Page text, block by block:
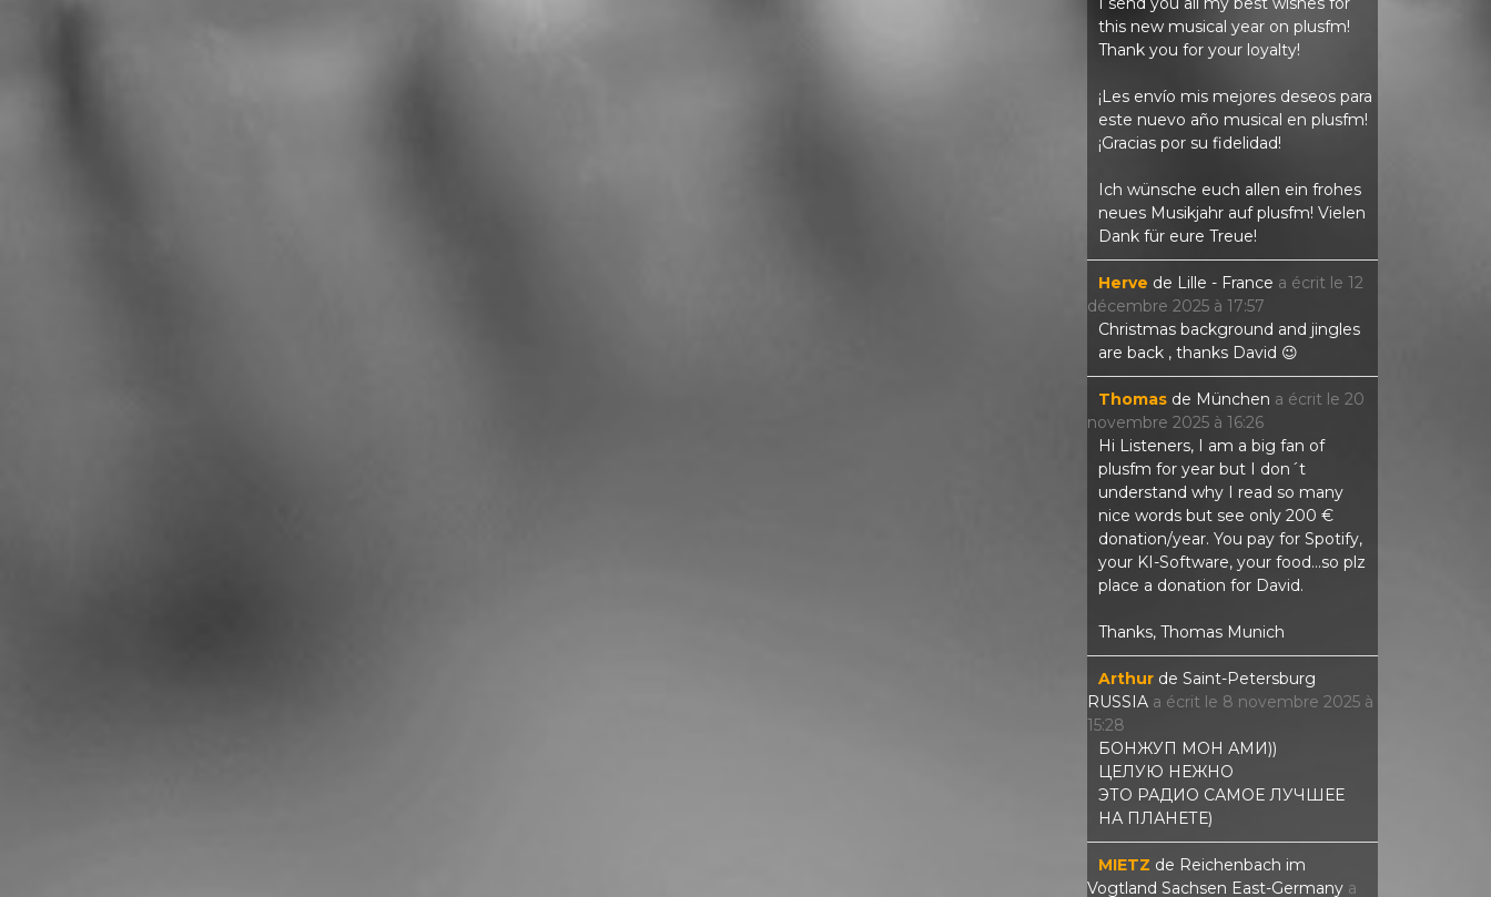
this new musical year on plusfm!
Thank you for your loyalty!
¡Les envío mis mejores deseos para
este nuevo año musical en plusfm!
¡Gracias por su fidelidad!
Ich wünsche euch allen ein frohes
neues Musikjahr auf plusfm! Vielen
Dank für eure Treue!
Herve de Lille - France a écrit le 12
décembre 2025 à 17:57
Christmas background and jingles
are back , thanks David 😉
Thomas de München a écrit le 20
novembre 2025 à 16:26
Hi Listeners, I am a big fan of
plusfm for year but I don´t
understand why I read so many
nice words but see only 200 €
donation/year. You pay for Spotify,
your KI-Software, your food...so plz
place a donation for David.
Thanks, Thomas Munich
Arthur de Saint-Petersburg
RUSSIA a écrit le 8 novembre 2025 à
15:28
БОНЖУП МОН АМИ))
ЦЕЛУЮ НЕЖНО
ЭТО РАДИО САМОЕ ЛУЧШЕЕ
НА ПЛАНЕТЕ)
MIETZ de Reichenbach im
Vogtland Sachsen East-Germany a